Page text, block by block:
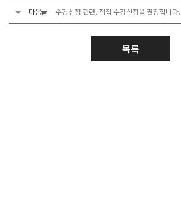
다음글 수강신청 관련, 직접 수강신청을 권장합니다.
목록